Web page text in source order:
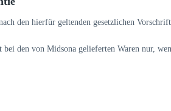
den hierfür geltenden gesetzlichen
bei den von Midsona gelieferten Waren nur,